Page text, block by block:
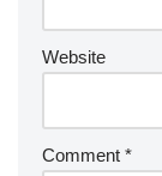
Website
Comment *